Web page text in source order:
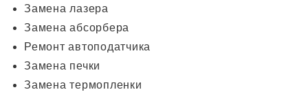
Замена лазера
Замена абсорбера
Ремонт автоподатчика
Замена печки
Замена термопленки